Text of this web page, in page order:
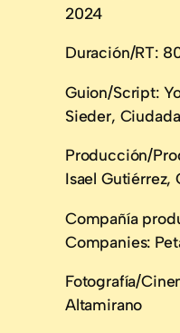
2024
Duración/RT:
Guion/Script:
Sieder,
Producción/
Isael Gutiérrez,
Compañía
Companies:
Fotografía/
Altamirano